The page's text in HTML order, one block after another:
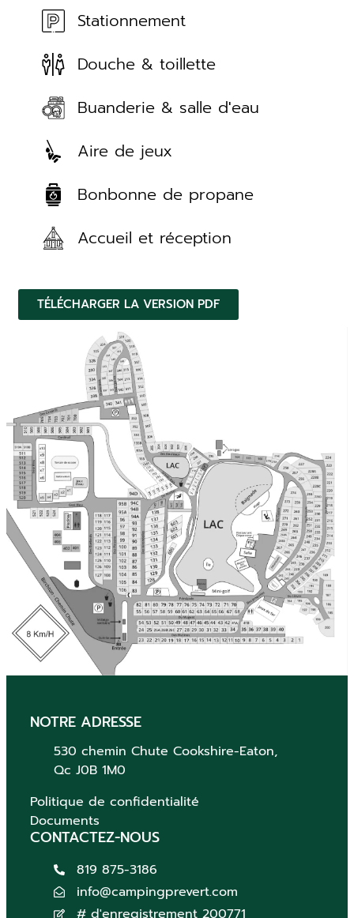
Stationnement
Douche & toillette
Buanderie & salle d'eau
Aire de jeux
Bonbonne de propane
Accueil et réception
TÉLÉCHARGER LA VERSION PDF
NOTRE ADRESSE
530 chemin Chute Cookshire-Eaton,
Qc J0B 1M0
Politique de confidentialité
Documents
CONTACTEZ-NOUS
819 875-3186
info@campingprevert.com